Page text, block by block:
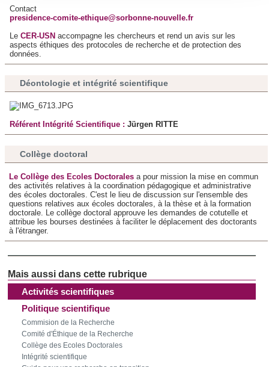
consentement à tout moment à partir de la déclaration sur
Les cookies nous permettent de personnaliser le contenu
médias sociaux et d'analyser notre trafic. Nous
notre site avec nos partenaires de médias sociaux, de
publicité et d'analyse, qui peuvent combiner celles-ci avec
ont collectées lors de votre utilisation de leurs services.
Activités scientifiques
Politique scientifique
Commision de la Recherche
Comité d'Éthique de la Recherche
Collège des Ecoles Doctorales
Intégrité scientifique
Contact
presidence-comite-ethique@sorbonne-nouvelle.fr
Le CER-USN accompagne les chercheurs et rend un avis sur les
aspects éthiques des protocoles de recherche et de protection des
données.
Déontologie et intégrité scientifique
Référent Intégrité Scientifique : Jürgen RITTE
Collège doctoral
Le Collège des Ecoles Doctorales a pour mission la mise en commun
des activités relatives à la coordination pédagogique et administrative
des écoles doctorales. C'est le lieu de discussion sur l'ensemble des
questions relatives aux écoles doctorales, à la thèse et à la formation
doctorale. Le collège doctoral approuve les demandes de cotutelle et
attribue les bourses destinées à faciliter le déplacement des doctorants
à l'étranger.